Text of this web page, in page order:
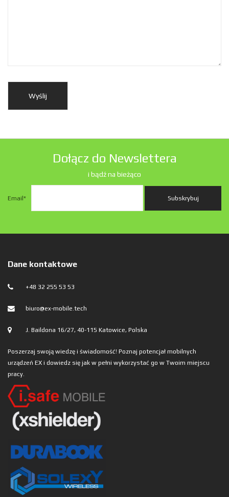
Dołącz do Newslettera
i bądź na bieżąco
Email *
Dane kontaktowe
+48 32 255 53 53
biuro@ex-mobile.tech
J. Baildona 16/27, 40-115 Katowice, Polska
Poszerzaj swoją wiedzę i świadomość! Poznaj potencjał mobilnych
urządzeń EX i dowiedz się jak w pełni wykorzystać go w Twoim miejscu
pracy.